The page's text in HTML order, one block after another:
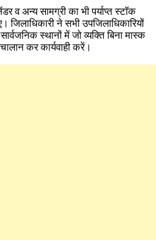
व अन्य सामग्री का भी पर्याप्त स्टॉक
ने सभी उपजिलाधिकारियों
सार्वजनिक स्थानों में जो व्यक्ति बिना मास्क
कर कार्यवाही करें।